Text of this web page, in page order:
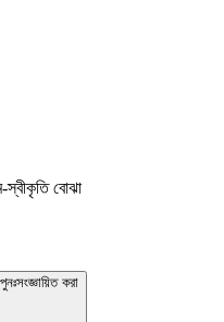
স্বীকৃতি বোঝা
করা